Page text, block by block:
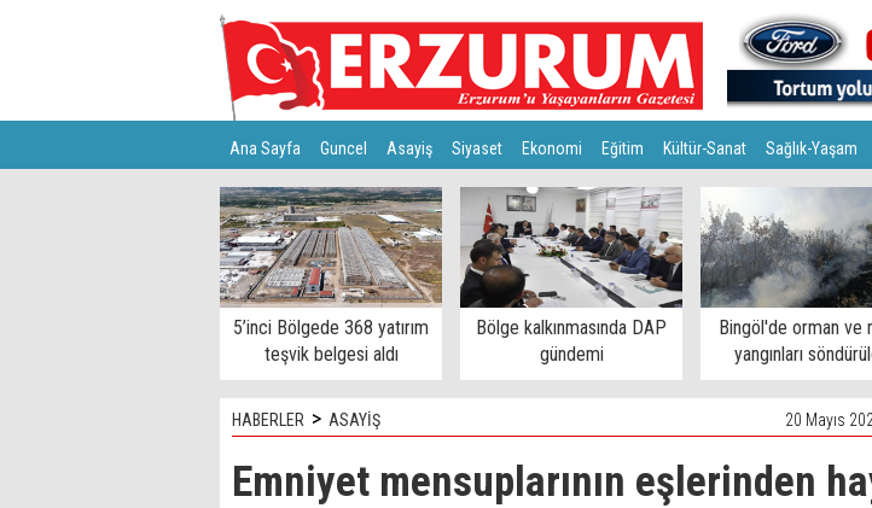
Ana Sayfa Guncel Asayiş Siyaset Ekonomi Eğitim Kültür-Sanat Sağlık-Yaşam
Türkiye Teknoloji
5’inci Bölgede 368 yatırım
teşvik belgesi aldı
Bölge kalkınmasında DAP
gündemi
Bingöl'de orman ve
yangınları
HABERLER > ASAYİŞ 20 Mayıs
Emniyet mensuplarının eşlerinden